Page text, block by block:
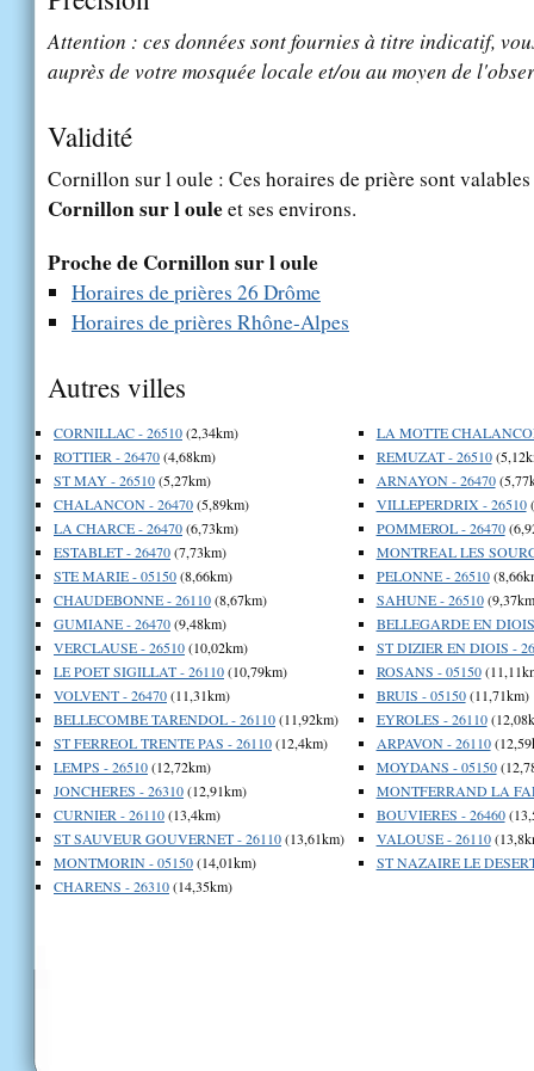
Attention : ces données sont fournies à titre indicatif,
auprès de votre mosquée locale et/ou au moyen de
Validité
Cornillon sur l oule : Ces horaires de prière sont
Cornillon sur l ouleet ses environs.
Proche de Cornillon sur l oule
Horaires de prières 26 Drôme
Horaires de prières Rhône-Alpes
Autres villes
CORNILLAC - 26510(2,34km)
ROTTIER - 26470(4,68km)
ST MAY - 26510(5,27km)
CHALANCON - 26470(5,89km)
LA CHARCE - 26470(6,73km)
ESTABLET - 26470(7,73km)
STE MARIE - 05150(8,66km)
CHAUDEBONNE - 26110(8,67km)
GUMIANE - 26470(9,48km)
VERCLAUSE - 26510(10,02km)
LE POET SIGILLAT - 26110(10,79km)
VOLVENT - 26470(11,31km)
BELLECOMBE TARENDOL - 26110(11,92km)
ST FERREOL TRENTE PAS - 26110(12,4km)
LEMPS - 26510(12,72km)
JONCHERES - 26310(12,91km)
CURNIER - 26110(13,4km)
ST SAUVEUR GOUVERNET - 26110(13,61km)
MONTMORIN - 05150(14,01km)
CHARENS - 26310(14,35km)
LA MOTTE
REMUZAT - 26510
ARNAYON - 26470
VILLEPERDRIX - 26510
POMMEROL - 26470
MONTREAL LES
PELONNE - 26510
SAHUNE - 26510
BELLEGARDE EN
ST DIZIER EN DIOIS -
ROSANS - 05150
BRUIS - 05150(11,71km)
EYROLES - 26110
ARPAVON - 26110
MOYDANS - 05150
MONTFERRAND LA
BOUVIERES - 26460
VALOUSE - 26110
ST NAZAIRE LE